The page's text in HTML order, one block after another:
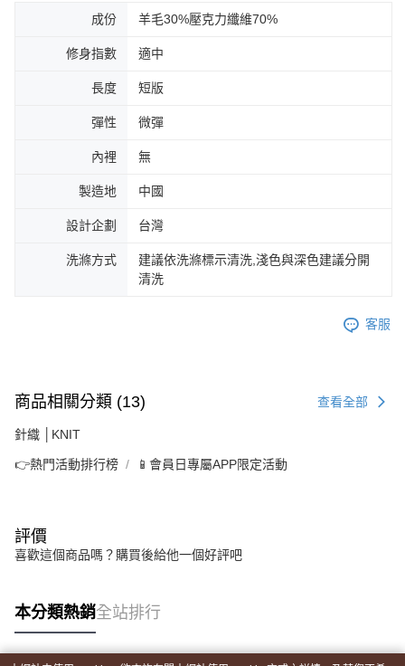
成份 羊毛30%壓克力纖維70%
修身指數 適中
長度 短版
彈性 微彈
內裡 無
製造地 中國
設計企劃 台灣
洗滌方式
建議依洗滌標示清洗,淺色與深色建議分開
清洗
客服
商品相關分類 (13) 查看全部
針織 │KNIT
👉熱門活動排行榜 📱會員日專屬APP限定活動
評價
喜歡這個商品嗎？購買後給他一個好評吧
本分類熱銷全站排行